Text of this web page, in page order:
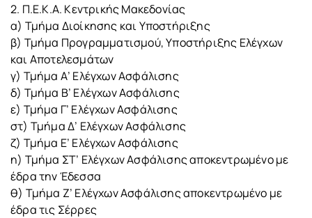
2. Π.Ε.Κ.Α. Κεντρικής Μακεδονίας
α) Τμήμα Διοίκησης και Υποστήριξης
β) Τμήμα Προγραμματισμού, Υποστήριξης Ελέγχων
και Αποτελεσμάτων
γ) Τμήμα Α’ Ελέγχων Ασφάλισης
δ) Τμήμα Β’ Ελέγχων Ασφάλισης
ε) Τμήμα Γ’ Ελέγχων Ασφάλισης
στ) Τμήμα Δ’ Ελέγχων Ασφάλισης
ζ) Τμήμα Ε’ Ελέγχων Ασφάλισης
η) Τμήμα ΣΤ’ Ελέγχων Ασφάλισης αποκεντρωμένο με
έδρα την Έδεσσα
θ) Τμήμα Ζ’ Ελέγχων Ασφάλισης αποκεντρωμένο με
έδρα τις Σέρρες